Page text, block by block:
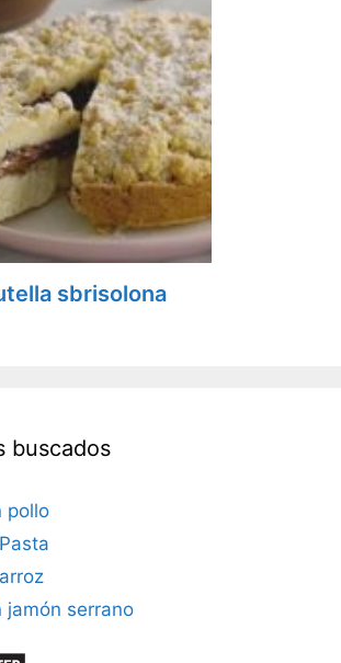
sbrisolona
buscados
pollo
jamón serrano